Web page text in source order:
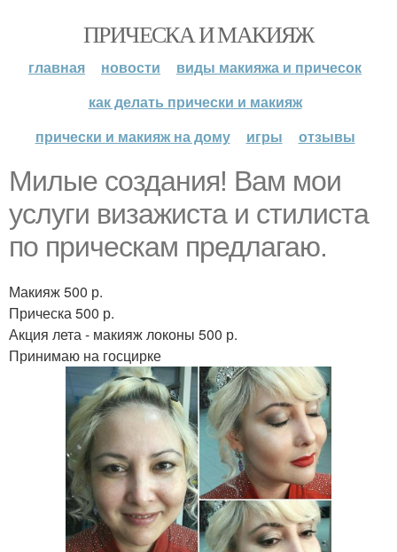
ПРИЧЕСКА И МАКИЯЖ
главная новости
виды макияжа и причесок
как делать прически и макияж
прически и макияж на дому
игры отзывы
Милые создания! Вам мои
услуги визажиста и стилиста
по прическам предлагаю.
Макияж 500 р.
Прическа 500 р.
Акция лета - макияж локоны 500 р.
Принимаю на госцирке